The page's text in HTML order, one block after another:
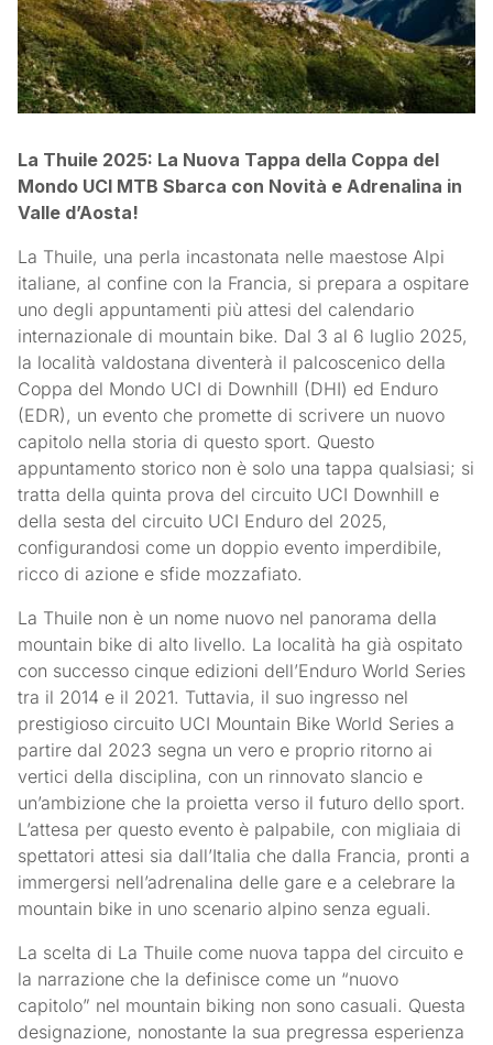
La Thuile 2025: La Nuova Tappa della Coppa del
Mondo UCI MTB Sbarca con Novità e Adrenalina in
Valle d’Aosta!
La Thuile, una perla incastonata nelle maestose Alpi
italiane, al confine con la Francia, si prepara a ospitare
uno degli appuntamenti più attesi del calendario
internazionale di mountain bike. Dal 3 al 6 luglio 2025,
la località valdostana diventerà il palcoscenico della
Coppa del Mondo UCI di Downhill (DHI) ed Enduro
(EDR), un evento che promette di scrivere un nuovo
capitolo nella storia di questo sport. Questo
appuntamento storico non è solo una tappa qualsiasi; si
tratta della quinta prova del circuito UCI Downhill e
della sesta del circuito UCI Enduro del 2025,
configurandosi come un doppio evento imperdibile,
ricco di azione e sfide mozzafiato.
La Thuile non è un nome nuovo nel panorama della
mountain bike di alto livello. La località ha già ospitato
con successo cinque edizioni dell’Enduro World Series
tra il 2014 e il 2021. Tuttavia, il suo ingresso nel
prestigioso circuito UCI Mountain Bike World Series a
partire dal 2023 segna un vero e proprio ritorno ai
vertici della disciplina, con un rinnovato slancio e
un’ambizione che la proietta verso il futuro dello sport.
L’attesa per questo evento è palpabile, con migliaia di
spettatori attesi sia dall’Italia che dalla Francia, pronti a
immergersi nell’adrenalina delle gare e a celebrare la
mountain bike in uno scenario alpino senza eguali.
La scelta di La Thuile come nuova tappa del circuito e
la narrazione che la definisce come un “nuovo
capitolo” nel mountain biking non sono casuali. Questa
designazione, nonostante la sua pregressa esperienza